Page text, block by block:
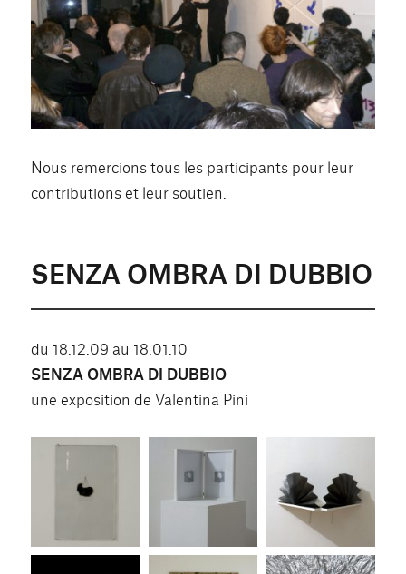
Nous remercions tous les participants pour leur
contributions et leur soutien.
SENZA OMBRA DI DUBBIO
du 18.12.09 au 18.01.10
SENZA OMBRA DI DUBBIO
une exposition de Valentina Pini